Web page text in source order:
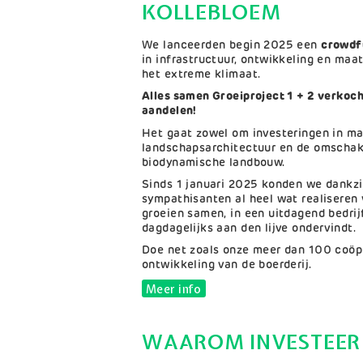
KOLLEBLOEM
We lanceerden begin 2025 een
in infrastructuur, ontwikkeling en
het extreme klimaat.
Alles samen Groeiproject 1 + 2
aandelen!
Het gaat zowel om investeringen in
landschapsarchitectuur en de
biodynamische landbouw.
Sinds 1 januari 2025 konden we
sympathisanten al heel wat realiseren
groeien samen, in een uitdagend
dagdagelijks aan den lijve ondervindt.
Doe net zoals onze meer dan 100
ontwikkeling van de boerderij.
Meer info
WAAROM